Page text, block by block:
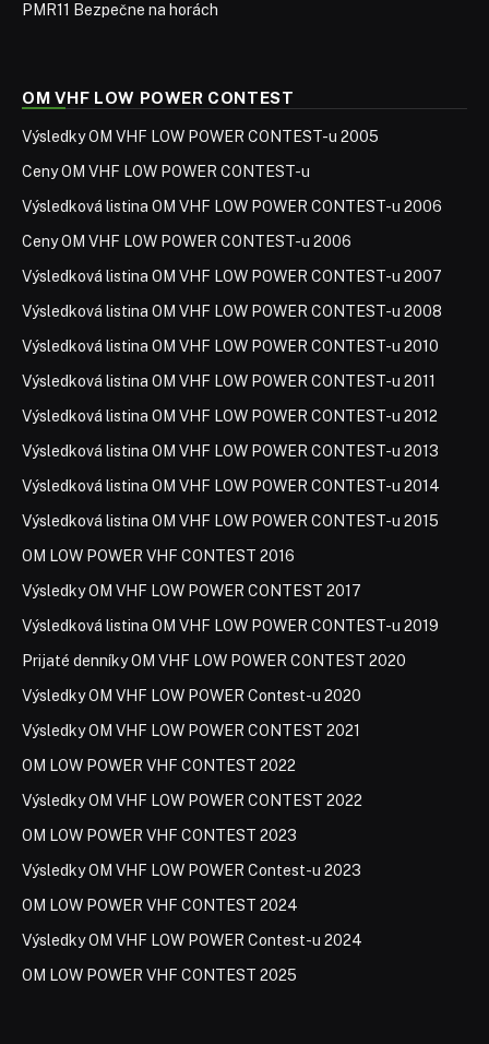
PMR11 Bezpečne na horách
OM VHF LOW POWER CONTEST
Výsledky OM VHF LOW POWER CONTEST-u 2005
Ceny OM VHF LOW POWER CONTEST-u
Výsledková listina OM VHF LOW POWER CONTEST-u 2006
Ceny OM VHF LOW POWER CONTEST-u 2006
Výsledková listina OM VHF LOW POWER CONTEST-u 2007
Výsledková listina OM VHF LOW POWER CONTEST-u 2008
Výsledková listina OM VHF LOW POWER CONTEST-u 2010
Výsledková listina OM VHF LOW POWER CONTEST-u 2011
Výsledková listina OM VHF LOW POWER CONTEST-u 2012
Výsledková listina OM VHF LOW POWER CONTEST-u 2013
Výsledková listina OM VHF LOW POWER CONTEST-u 2014
Výsledková listina OM VHF LOW POWER CONTEST-u 2015
OM LOW POWER VHF CONTEST 2016
Výsledky OM VHF LOW POWER CONTEST 2017
Výsledková listina OM VHF LOW POWER CONTEST-u 2019
Prijaté denníky OM VHF LOW POWER CONTEST 2020
Výsledky OM VHF LOW POWER Contest-u 2020
Výsledky OM VHF LOW POWER CONTEST 2021
OM LOW POWER VHF CONTEST 2022
Výsledky OM VHF LOW POWER CONTEST 2022
OM LOW POWER VHF CONTEST 2023
Výsledky OM VHF LOW POWER Contest-u 2023
OM LOW POWER VHF CONTEST 2024
Výsledky OM VHF LOW POWER Contest-u 2024
OM LOW POWER VHF CONTEST 2025